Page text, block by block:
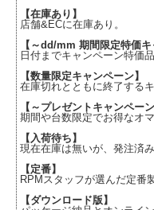
【在庫あり】
店舗&ECに在庫あり。
【～dd/mm 期間限定特価キ
日付までキャンペーン特価品
【数量限定キャンペーン】
在庫切れとともに終了する
【～プレゼントキャンペーン
期間や台数限定でお得なオ
【入荷待ち】
現在在庫は無いが、発注済
【定番】
RPMスタッフが選んだ定番
【ダウンロード版】